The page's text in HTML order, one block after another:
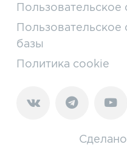
Пользовательское
Пользовательское
базы
Политика cookie